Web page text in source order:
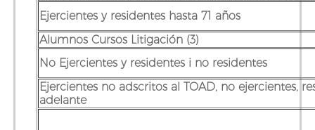
Ejercientes y residentes hasta 71 años
Alumnos Cursos Litigación (3)
No Ejercientes y residentes i no residentes
Ejercientes no adscritos al TOAD, no ejercientes,
adelante